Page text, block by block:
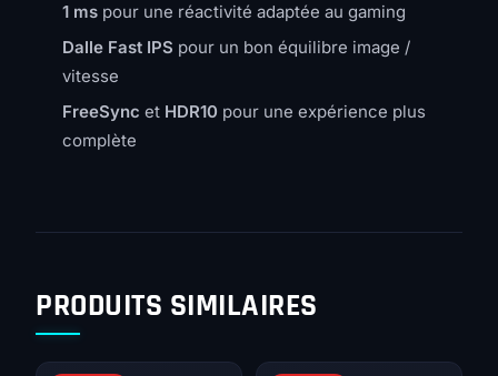
1 ms pour une réactivité adaptée au gaming
Dalle Fast IPS pour un bon équilibre image /
vitesse
FreeSync et HDR10 pour une expérience plus
complète
PRODUITS SIMILAIRES